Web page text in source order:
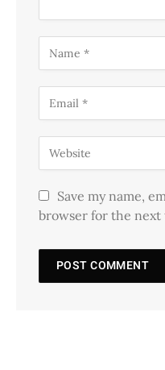
Save my name,
browser for the next